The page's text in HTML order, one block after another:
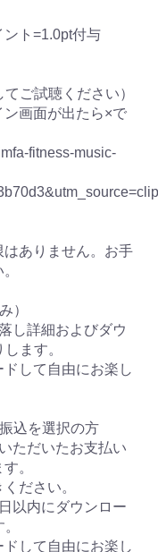
ト=1.0pt付与
ご試聴ください）
画面が出たら×で
fitness-music-
ありません。お手
）
し詳細およびダウ
ます。
して自由にお楽し
込を選択の方
ただいたお支払い
。
ださい。
以内にダウンロー
して自由にお楽し